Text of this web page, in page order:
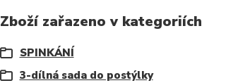
Zboží zařazeno v kategoriích
SPINKÁNÍ
3-dílná sada do postýlky